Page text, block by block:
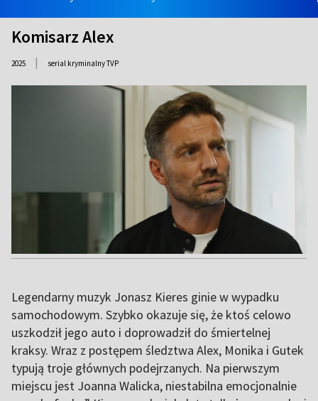
Komisarz Alex
2025 | serial kryminalny TVP
Legendarny muzyk Jonasz Kieres ginie w wypadku
samochodowym. Szybko okazuje się, że ktoś celowo
uszkodził jego auto i doprowadził do śmiertelnej
kraksy. Wraz z postępem śledztwa Alex, Monika i Gutek
typują troje głównych podejrzanych. Na pierwszym
miejscu jest Joanna Walicka, niestabilna emocjonalnie